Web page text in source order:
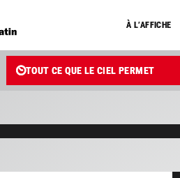
À L’AFFICHE
TOUT CE QUE LE CIEL PERMET